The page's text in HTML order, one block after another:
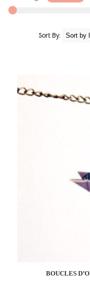
Sort By:
BOUCLES